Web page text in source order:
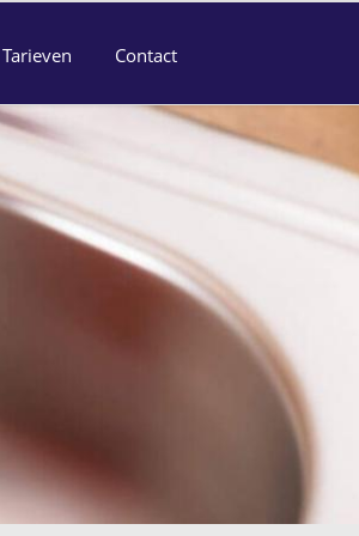
Tarieven Contact